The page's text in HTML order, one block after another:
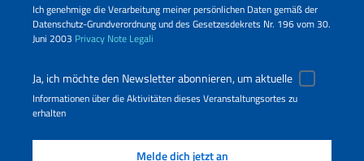
Ich genehmige die Verarbeitung meiner persönlichen Daten gemäß der
Datenschutz-Grundverordnung und des Gesetzesdekrets Nr. 196 vom 30.
Juni 2003 Privacy Note Legali
Ja, ich möchte den Newsletter abonnieren, um aktuelle
Informationen über die Aktivitäten dieses Veranstaltungsortes zu
erhalten